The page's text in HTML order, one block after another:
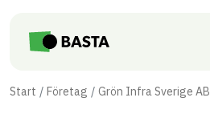
Start Företag Grön Infra Sverige AB